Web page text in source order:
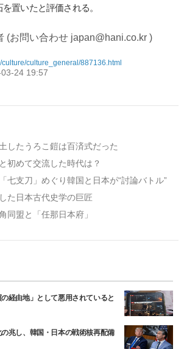
置いたと評価される。
(お問い合わせ japan@hani.co.kr )
culture/culture_general/887136.html
24 19:57
したうろこ鎧は百済式だった
初めて交流した時代は？
七支刀」めぐり韓国と日本が“討論バトル”
た日本古代史学の巨匠
同盟と「任那日本府」
の経由地」として悪用されていると
の兆し、韓国・日本の戦術核再配備